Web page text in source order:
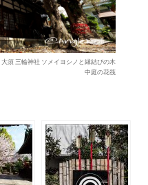
大須 三輪神社 ソメイヨシノと縁結びの木
中庭の花筏